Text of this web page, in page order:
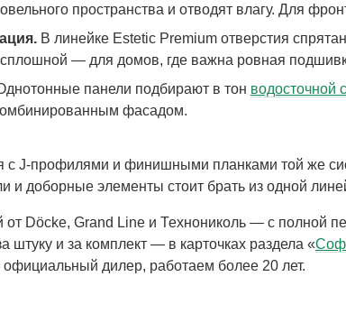
пространства и отводят влагу. Для
В линейке Estetic Premium отверстия
сплошной — для домов, где важна ровная
панели подбирают в тон водосточной
фасадом.
с J-профилями и финишными планками той же
и доборные элементы стоит брать из одной
от Döcke, Grand Line и Технониколь — с полной
штуку и за комплект — в карточках раздела «
дилер, работаем более 20 лет.